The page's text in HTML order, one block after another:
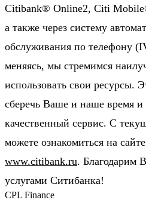
Citibank® Online2, Citi
а также через систему
обслуживания по телефону
меняясь, мы стремимся
использовать свои ресурсы.
сберечь Ваше и наше время и
качественный сервис. С
можете ознакомиться на
www.citibank.ru. Благодарим
услугами Ситибанка!
CPL Finance